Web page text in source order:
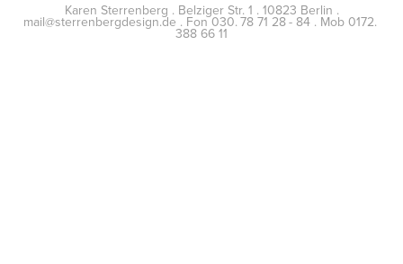
Karen Sterrenberg . Belziger Str. 1 . 10823 Berlin .
mail@sterrenbergdesign.de . Fon 030. 78 71 28 - 84 . Mob 0172.
388 66 11